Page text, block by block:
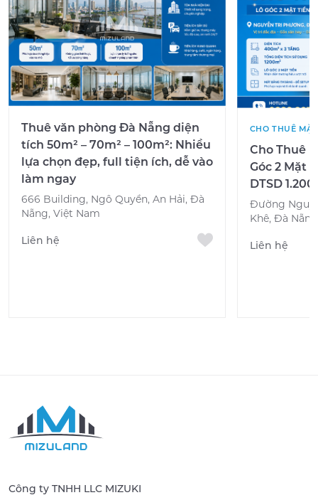
Thuê văn phòng Đà Nẵng diện
tích 50m² – 70m² – 100m²: Nhiều
lựa chọn đẹp, full tiện ích, dễ vào
làm ngay
666 Building, Ngô Quyền, An Hải, Đà
Nẵng, Việt Nam
Liên hệ
CHO THUÊ
Cho Thuê
Góc 2 Mặt
DTSD
Đường
Khê, Đà
Liên hệ
Công ty TNHH LLC MIZUKI